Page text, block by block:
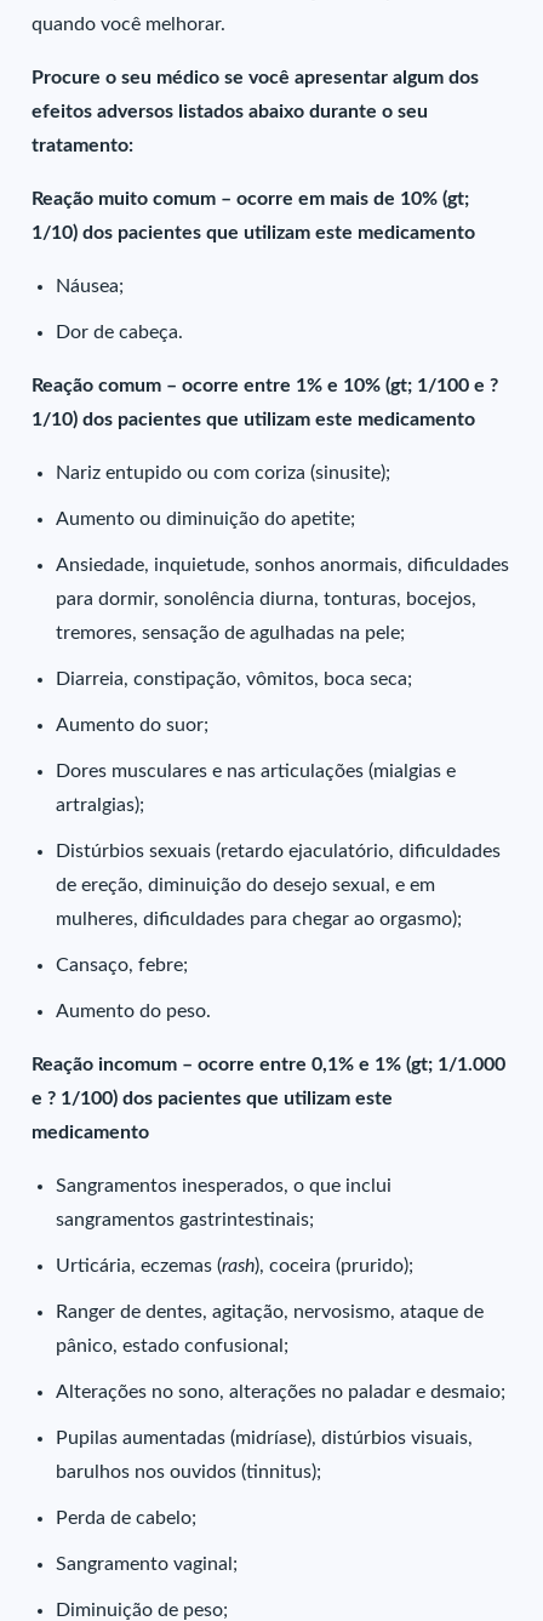
quando você melhorar.
Procure o seu médico se você apresentar algum dos
efeitos adversos listados abaixo durante o seu
tratamento:
Reação muito comum – ocorre em mais de 10% (gt;
1/10) dos pacientes que utilizam este medicamento
Náusea;
Dor de cabeça.
Reação comum – ocorre entre 1% e 10% (gt; 1/100 e ?
1/10) dos pacientes que utilizam este medicamento
Nariz entupido ou com coriza (sinusite);
Aumento ou diminuição do apetite;
Ansiedade, inquietude, sonhos anormais, dificuldades
para dormir, sonolência diurna, tonturas, bocejos,
tremores, sensação de agulhadas na pele;
Diarreia, constipação, vômitos, boca seca;
Aumento do suor;
Dores musculares e nas articulações (mialgias e
artralgias);
Distúrbios sexuais (retardo ejaculatório, dificuldades
de ereção, diminuição do desejo sexual, e em
mulheres, dificuldades para chegar ao orgasmo);
Cansaço, febre;
Aumento do peso.
Reação incomum – ocorre entre 0,1% e 1% (gt; 1/1.000
e ? 1/100) dos pacientes que utilizam este
medicamento
Sangramentos inesperados, o que inclui
sangramentos gastrintestinais;
Urticária, eczemas (rash), coceira (prurido);
Ranger de dentes, agitação, nervosismo, ataque de
pânico, estado confusional;
Alterações no sono, alterações no paladar e desmaio;
Pupilas aumentadas (midríase), distúrbios visuais,
barulhos nos ouvidos (tinnitus);
Perda de cabelo;
Sangramento vaginal;
Diminuição de peso;